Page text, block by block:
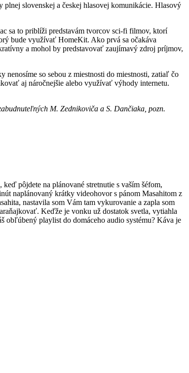
slovenskej a českej hlasovej komunikácie. Hlasový
sa to priblíži predstavám tvorcov sci-fi filmov, ktorí
bude využívať HomeKit. Ako prvá sa očakáva
a mohol by predstavovať zaujímavý zdroj príjmov,
so sebou z miestnosti do miestnosti, zatiaľ čo
aj náročnejšie alebo využívať výhody internetu.
M. Zednikoviča a S. Dančiaka, pozn.
pôjdete na plánované stretnutie s vaším šéfom,
naplánovaný krátky videohovor s pánom Masahitom z
nastavila som Vám tam vykurovanie a zapla som
Keďže je vonku už dostatok svetla, vytiahla
obľúbený playlist do domáceho audio systému? Káva je